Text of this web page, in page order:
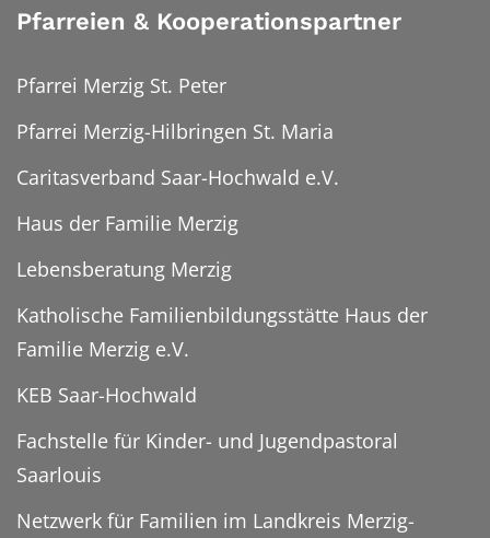
Pfarreien & Kooperationspartner
Pfarrei Merzig St. Peter
Pfarrei Merzig-Hilbringen St. Maria
Caritasverband Saar-Hochwald e.V.
Haus der Familie Merzig
Lebensberatung Merzig
Katholische Familienbildungsstätte Haus der
Familie Merzig e.V.
KEB Saar-Hochwald
Fachstelle für Kinder- und Jugendpastoral
Saarlouis
Netzwerk für Familien im Landkreis Merzig-